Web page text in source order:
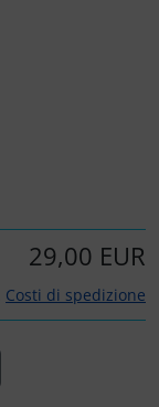
29,00 EUR
Costi di spedizione